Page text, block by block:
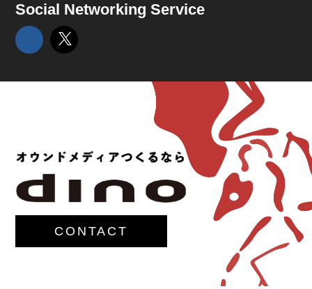
Social Networking Service
CONTACT